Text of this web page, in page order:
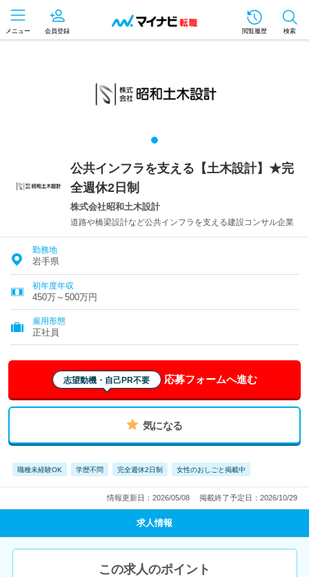
メニュー 会員登録 閲覧履歴 検索
公共インフラを支える【土木設計】★完
全週休2日制
株式会社昭和土木設計
道路や橋梁設計など公共インフラを支える建設コンサル企業
勤務地
岩手県
初年度年収
450万～500万円
雇用形態
正社員
志望動機・自己PR不要 応募フォームへ進む
気になる
職種未経験OK 学歴不問 完全週休2日制 女性のおしごと掲載中
情報更新日：2026/05/08 掲載終了予定日：2026/10/29
求人情報
この求人のポイント